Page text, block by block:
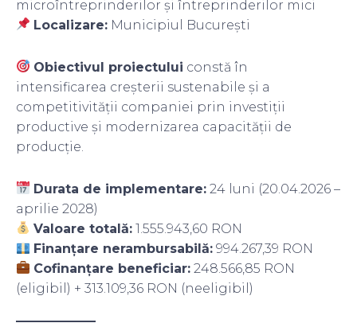
microîntreprinderilor și întreprinderilor mici
Localizare: Municipiul București
Obiectivul proiectului constă în
intensificarea creșterii sustenabile și a
competitivității companiei prin investiții
productive și modernizarea capacității de
producție.
Durata de implementare: 24 luni (20.04.2026 –
aprilie 2028)
Valoare totală: 1.555.943,60 RON
Finanțare nerambursabilă: 994.267,39 RON
Cofinanțare beneficiar: 248.566,85 RON
(eligibil) + 313.109,36 RON (neeligibil)